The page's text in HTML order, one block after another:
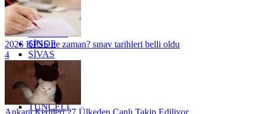
RİZE
SAKARYA
SAMSUN
SİNOP
SİVAS
SİİRT
TEKİRDAĞ
TOKAT
TRABZON
TUNCELİ
2026 KPSS ne zaman? sınav tarihleri belli oldu
4
Ankara Kedileri 27 Ülkeden Canlı Takip Ediliyor